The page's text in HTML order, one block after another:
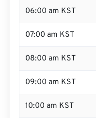
06:00 am KST
07:00 am KST
08:00 am KST
09:00 am KST
10:00 am KST